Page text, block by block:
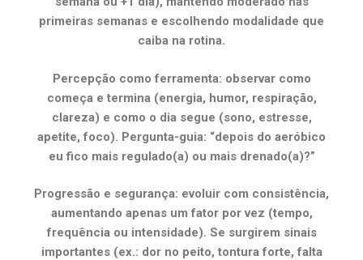
primeiras semanas e escolhendo modalidade que
caiba na rotina.
Percepção como ferramenta: observar como
começa e termina (energia, humor, respiração,
clareza) e como o dia segue (sono, estresse,
apetite, foco). Pergunta-guia: “depois do aeróbico
eu fico mais regulado(a) ou mais drenado(a)?”
Progressão e segurança: evoluir com consistência,
aumentando apenas um fator por vez (tempo,
frequência ou intensidade). Se surgirem sinais
importantes (ex.: dor no peito, tontura forte, falta